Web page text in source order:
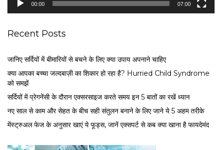
00:00 07:00
Recent Posts
जानिए सर्दियों में बीमारियों से बचने के लिए क्या उपाय अपनाने चाहिए
क्या आपका बच्चा जल्दबाज़ी का शिकार हो रहा है? Hurried Child Syndrome
को समझें
सर्द‍ियों में प्रेगनेंसी के दौरान एक्सरसाइज करते समय इन 5 बातों का रखें ध्यान
नए साल से काम और सेहत के बीच सही संतुलन बनाने के लिए जाने ये 5 अहम तरीके
मेंस्ट्रुअल फेज के अनुसार खाएं ये फूड्स, जानें एक्सपर्ट से कब क्या खाना है फायदेमंद